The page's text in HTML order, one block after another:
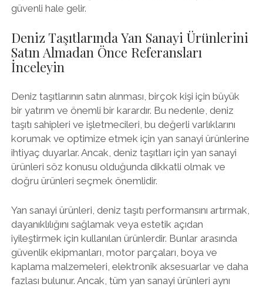
güvenli hale gelir.
Deniz Taşıtlarında Yan Sanayi Ürünlerini
Satın Almadan Önce Referansları
İnceleyin
Deniz taşıtlarının satın alınması, birçok kişi için büyük
bir yatırım ve önemli bir karardır. Bu nedenle, deniz
taşıtı sahipleri ve işletmecileri, bu değerli varlıklarını
korumak ve optimize etmek için yan sanayi ürünlerine
ihtiyaç duyarlar. Ancak, deniz taşıtları için yan sanayi
ürünleri söz konusu olduğunda dikkatli olmak ve
doğru ürünleri seçmek önemlidir.
Yan sanayi ürünleri, deniz taşıtı performansını artırmak,
dayanıklılığını sağlamak veya estetik açıdan
iyileştirmek için kullanılan ürünlerdir. Bunlar arasında
güvenlik ekipmanları, motor parçaları, boya ve
kaplama malzemeleri, elektronik aksesuarlar ve daha
fazlası bulunur. Ancak, tüm yan sanayi ürünleri aynı